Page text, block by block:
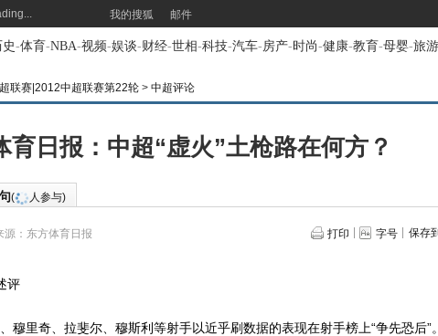
我的搜狐 邮件
史-体育-NBA-视频-娱谈-财经-世相-科技-汽车-房产-时尚-健康-教育-母婴-旅游
联赛|2012中超联赛第22轮 > 中超评论
育日报：中超“虚火”土枪路在何方？
( 人参与)
源： 东方体育日报 打印 字号 保存
评
里奇、拉斐尔、穆斯利等射手以近乎刷数据的表现在射手榜上“争先恐后”